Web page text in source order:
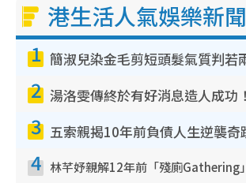
港生活人氣娛樂新聞
1
2
3
4